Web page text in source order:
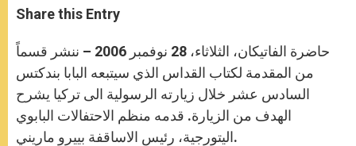
t
s
p
p
s
e
g
e
r
e
b
o
k
Share this Entry
حاضرة الفاتيكان، الثلاثاء، 28 نوفمبر 2006 – ننشر قسماً
من المقدمة لكتاب القداس الذي سيتبعه البابا بندكتس
السادس عشر خلال زيارته الرسولية الى تركيا يشرح
الهدف من الزيارة. قدمه منظم الاحتفالات البابوي
اليتورجية، رئيس الاساقفة بييرو ماريني.